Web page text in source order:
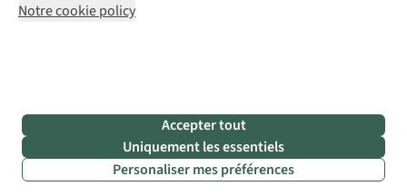
Filtrer & classer
Notre cookie policy
Accepter tout
Uniquement les essentiels
Personaliser mes préférences
AS Adventure Luxemburg SA,